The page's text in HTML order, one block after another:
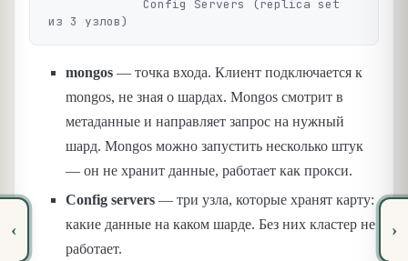
‹
mongos — точка входа. Клиент подключается к
mongos, не зная о шардах. Mongos смотрит в
метаданные и направляет запрос на нужный
шард. Mongos можно запустить несколько штук
— он не хранит данные, работает как прокси.
Config servers — три узла, которые хранят карту:
какие данные на каком шарде. Без них кластер не
работает.
›